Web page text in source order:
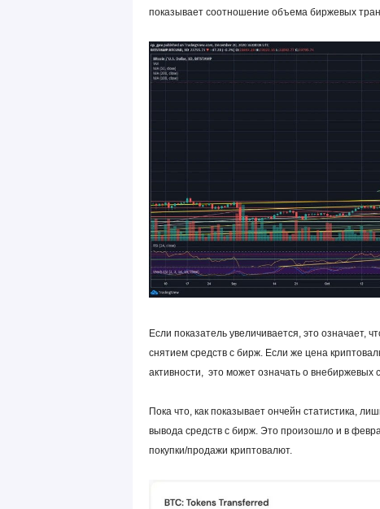
показывает соотношение объема биржевых
Если показатель увеличивается, это означает,
снятием средств с бирж. Если же цена
активности, это может означать о внебиржевых
Пока что, как показывает ончейн статистика,
вывода средств с бирж. Это произошло и в
покупки/продажи криптовалют.